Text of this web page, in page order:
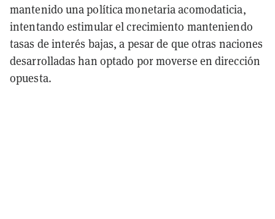
mantenido una política monetaria acomodaticia,
intentando estimular el crecimiento manteniendo
tasas de interés bajas, a pesar de que otras naciones
desarrolladas han optado por moverse en dirección
opuesta.